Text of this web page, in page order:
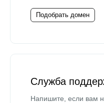
Подобрать домен
Служба
Напишите, если вам